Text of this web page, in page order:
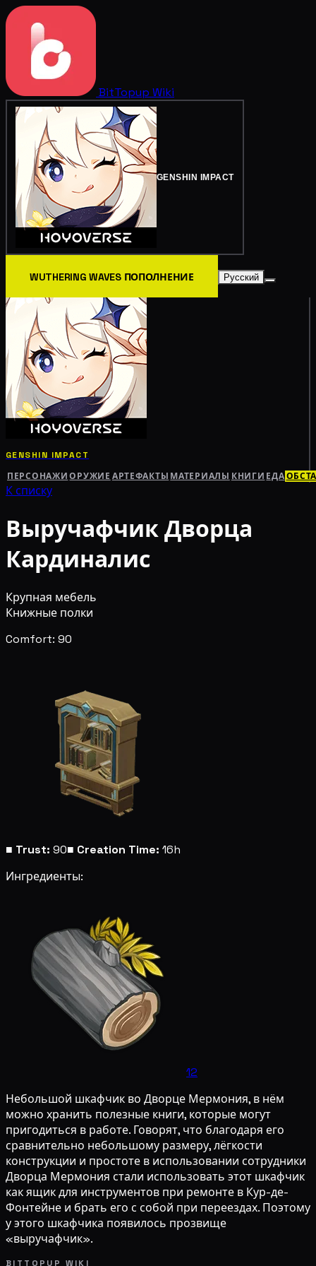
BitTopup Wiki
GENSHIN IMPACT
WUTHERING WAVES ПОПОЛНЕНИЕ Русский
GENSHIN IMPACT
ПЕРСОНАЖИ ОРУЖИЕ АРТЕФАКТЫ МАТЕРИАЛЫ КНИГИ ЕДА
К списку
Выручафчик Дворца
Кардиналис
Крупная мебель
Книжные полки
Comfort: 90
■ Trust: 90■ Creation Time: 16h
Ингредиенты:
12
Небольшой шкафчик во Дворце Мермония, в нём
можно хранить полезные книги, которые могут
пригодиться в работе. Говорят, что благодаря его
сравнительно небольшому размеру, лёгкости
конструкции и простоте в использовании сотрудники
Дворца Мермония стали использовать этот шкафчик
как ящик для инструментов при ремонте в Кур-де-
Фонтейне и брать его с собой при переездах. Поэтому
у этого шкафчика появилось прозвище
«выручафчик».
BITTOPUP WIKI